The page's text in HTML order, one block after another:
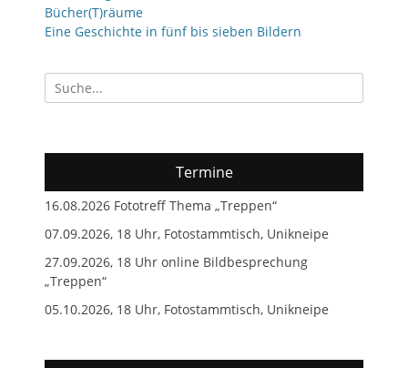
Bücher(T)räume
Eine Geschichte in fünf bis sieben Bildern
Suchen
nach:
Termine
16.08.2026 Fototreff Thema „Treppen“
07.09.2026, 18 Uhr, Fotostammtisch, Unikneipe
27.09.2026, 18 Uhr online Bildbesprechung
„Treppen“
05.10.2026, 18 Uhr, Fotostammtisch, Unikneipe